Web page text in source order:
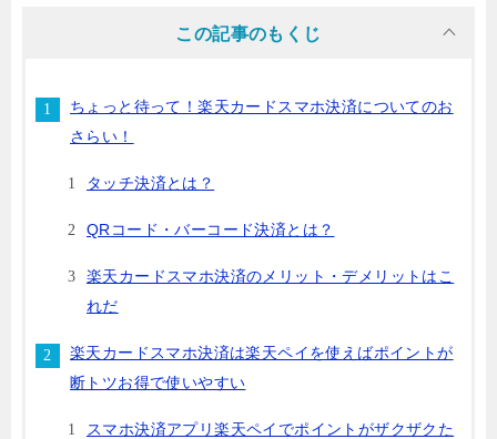
この記事のもくじ
ちょっと待って！楽天カードスマホ決済についてのお
さらい！
タッチ決済とは？
QRコード・バーコード決済とは？
楽天カードスマホ決済のメリット・デメリットはこ
れだ
楽天カードスマホ決済は楽天ペイを使えばポイントが
断トツお得で使いやすい
スマホ決済アプリ楽天ペイでポイントがザクザクた